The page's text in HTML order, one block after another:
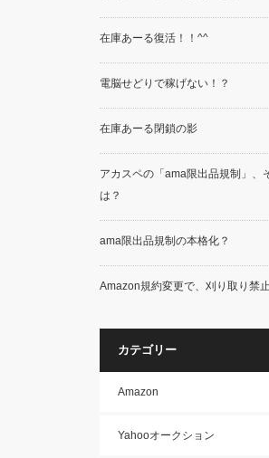
在庫あーる復活！！^^
電脳せどりで稼げない！？
在庫あーる閉鎖の影
アカスペの「ama限出品規制」、
は？
ama限出品規制の本格化？
Amazon規約変更で、刈り取り禁
カテゴリー
Amazon
Yahooオークション